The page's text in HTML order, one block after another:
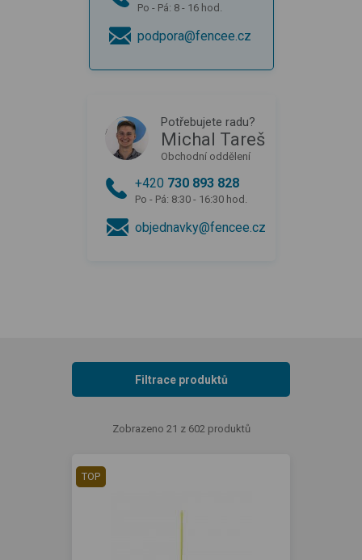
Po - Pá: 8 - 16 hod.
podpora@fencee.cz
Potřebujete radu?
Michal Tareš
Obchodní oddělení
+420 730 893 828
Po - Pá: 8:30 - 16:30 hod.
objednavky@fencee.cz
Filtrace produktů
Zobrazeno 21 z 602 produktů
TOP